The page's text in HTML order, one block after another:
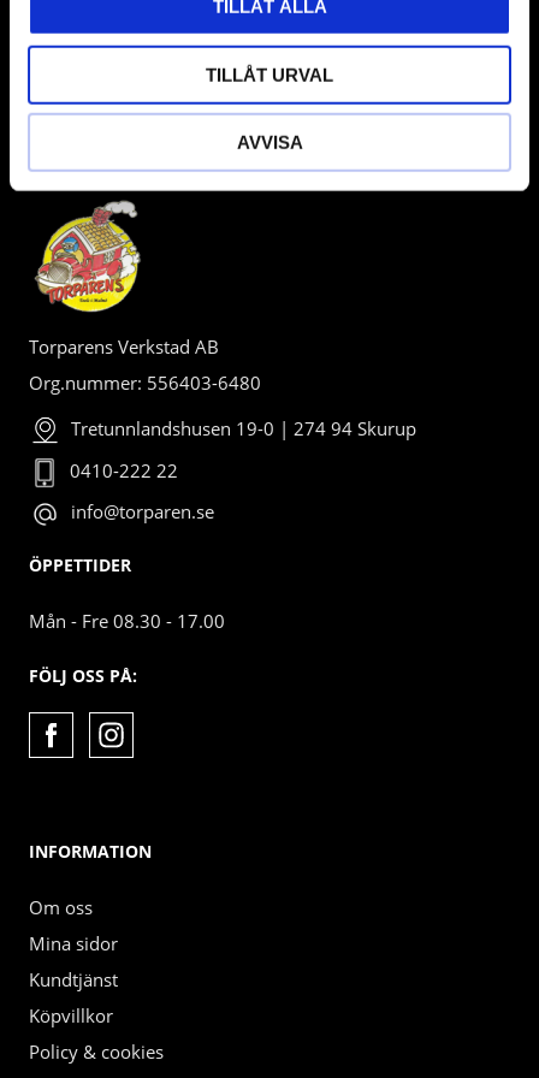
TILLÅT ALLA
TILLÅT URVAL
AVVISA
Torparens Verkstad AB
Org.nummer: 556403-6480
Tretunnlandshusen 19-0 | 274 94 Skurup
0410-222 22
info@torparen.se
ÖPPETTIDER
Mån - Fre 08.30 - 17.00
FÖLJ OSS PÅ:
INFORMATION
Om oss
Mina sidor
Kundtjänst
Köpvillkor
Policy & cookies